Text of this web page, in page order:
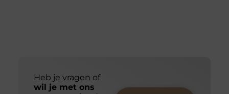
Heb je vragen of
wil je met ons